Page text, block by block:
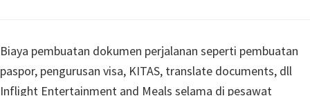
Biaya pembuatan dokumen perjalanan seperti pembuatan
paspor, pengurusan visa, KITAS, translate documents, dll
Inflight Entertainment and Meals selama di pesawat